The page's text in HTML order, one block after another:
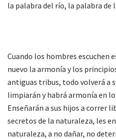
la palabra del río, la palabra de
Cuando los hombres escuchen
nuevo la armonía y los
antiguas tribus, todo volverá a
limpiarán y habrá armonía en
Enseñarán a sus hijos a correr
secretos de la naturaleza, les
naturaleza, a no dañar, no